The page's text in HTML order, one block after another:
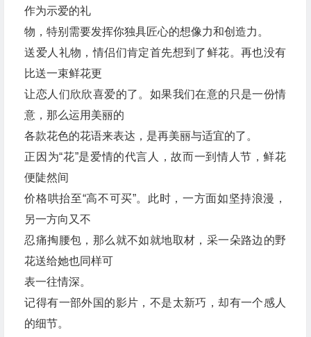
作为示爱的礼
物，特别需要发挥你独具匠心的想像力和创造力。
送爱人礼物，情侣们肯定首先想到了鲜花。再也没有
比送一束鲜花更
让恋人们欣欣喜爱的了。如果我们在意的只是一份情
意，那么运用美丽的
各款花色的花语来表达，是再美丽与适宜的了。
正因为“花”是爱情的代言人，故而一到情人节，鲜花
便陡然间
价格哄抬至“高不可买”。此时，一方面如坚持浪漫，
另一方向又不
忍痛掏腰包，那么就不如就地取材，采一朵路边的野
花送给她也同样可
表一往情深。
记得有一部外国的影片，不是太新巧，却有一个感人
的细节。